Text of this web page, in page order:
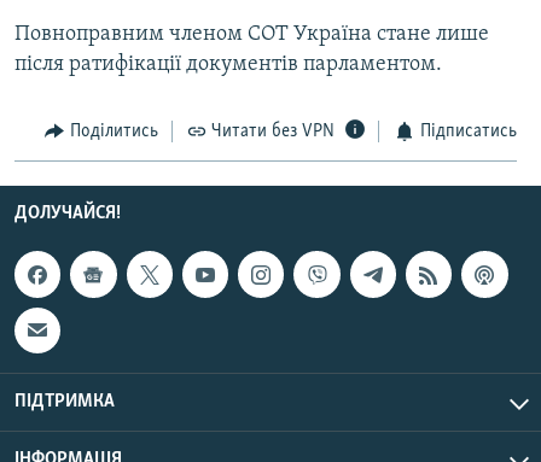
СПЕЦПРОЄКТИ
ПОДКАСТИ
КРИМ РЕАЛІЇ
УКР
КТАТ
ДОЛУЧАЙСЯ!
Повноправним членом СОТ Україна стане лише
після ратифікації документів парламентом.
Поділитись Читати без VPN Підписатись
ДОЛУЧАЙСЯ!
ПІДТРИМКА